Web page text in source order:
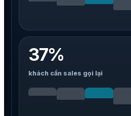
37%
khách cần sales gọi lại